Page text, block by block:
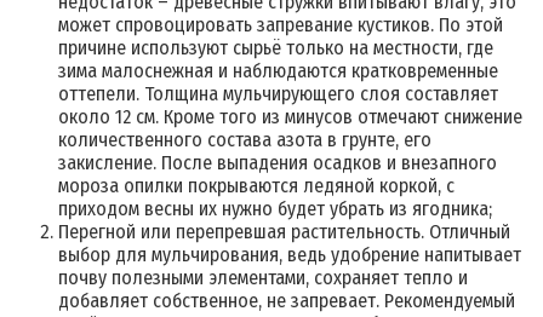
может спровоцировать запревание кустиков. По этой
причине используют сырьё только на местности, где
зима малоснежная и наблюдаются кратковременные
оттепели. Толщина мульчирующего слоя составляет
около 12 см. Кроме того из минусов отмечают снижение
количественного состава азота в грунте, его
закисление. После выпадения осадков и внезапного
мороза опилки покрываются ледяной коркой, с
приходом весны их нужно будет убрать из ягодника;
Перегной или перепревшая растительность. Отличный
выбор для мульчирования, ведь удобрение напитывает
почву полезными элементами, сохраняет тепло и
добавляет собственное, не запревает. Рекомендуемый